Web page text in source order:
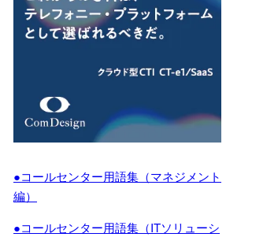
●コールセンター用語集（マネジメント
編）
●コールセンター用語集（ITソリューシ